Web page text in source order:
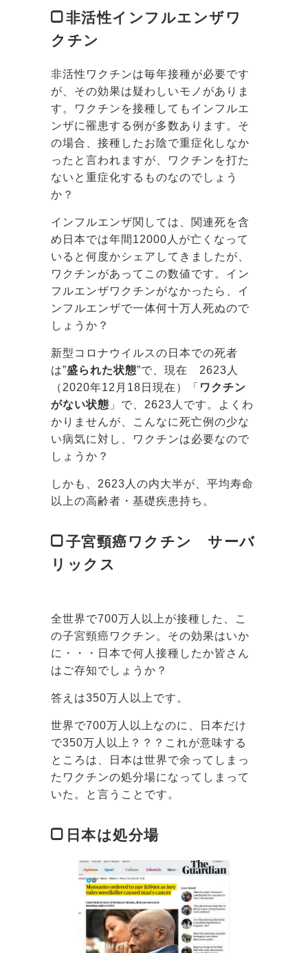
非活性インフルエンザワ
クチン
非活性ワクチンは毎年接種が必要です
が、その効果は疑わしいモノがありま
す。ワクチンを接種してもインフルエ
ンザに罹患する例が多数あります。そ
の場合、接種したお陰で重症化しなか
ったと言われますが、ワクチンを打た
ないと重症化するものなのでしょう
か？
インフルエンザ関しては、関連死を含
め日本では年間12000人が亡くなって
いると何度かシェアしてきましたが、
ワクチンがあってこの数値です。イン
フルエンザワクチンがなかったら、イ
ンフルエンザで一体何十万人死ぬので
しょうか？
新型コロナウイルスの日本での死者
は”盛られた状態”で、現在 2623人
（2020年12月18日現在）「 ワクチン
がない状態 」で、2623人です。よくわ
かりませんが、こんなに死亡例の少な
い病気に対し、ワクチンは必要なので
しょうか？
しかも、2623人の内大半が、平均寿命
以上の高齢者・基礎疾患持ち。
子宮頸癌ワクチン サーバ
リックス
全世界で700万人以上が接種した、こ
の子宮頸癌ワクチン。その効果はいか
に・・・日本で何人接種したか皆さん
はご存知でしょうか？
答えは350万人以上です。
世界で700万人以上なのに、日本だけ
で350万人以上？？？これが意味する
ところは、日本は世界で余ってしまっ
たワクチンの処分場になってしまって
いた。と言うことです。
日本は処分場